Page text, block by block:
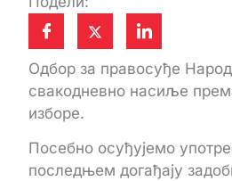
Одбор за правосуђе
свакодневно насиље
изборе.
Посебно осуђујемо
последњем догађају